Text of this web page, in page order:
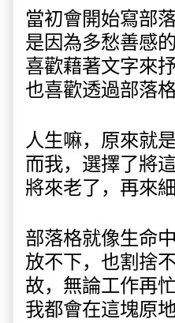
當初會開始寫部落
是因為多愁善感的
喜歡藉著文字來抒
也喜歡透過部落
人生嘛，原來就
而我，選擇了將
將來老了，再來
部落格就像生命
放不下，也割捨不
故，無論工作再
我都會在這塊原